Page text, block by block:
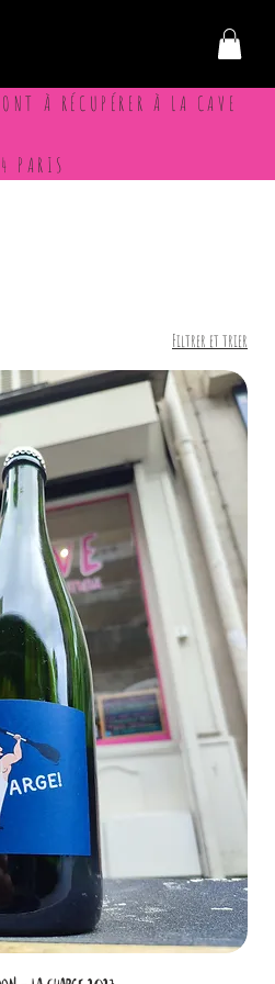
Filtrer et trier
À RÉCUPÉRER À LA CAVE
PARIS